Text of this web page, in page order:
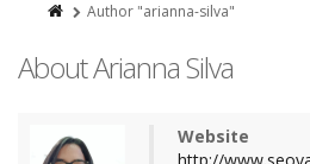
Author "arianna-silva"
About Arianna Silva
Website